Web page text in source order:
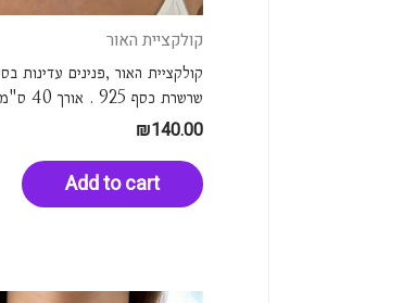
קולקציית האור
קולקציית האור ,פנינים עדינות
שרשרת כסף 925 . אורך 40 ס"מ
₪140.00
Add to cart